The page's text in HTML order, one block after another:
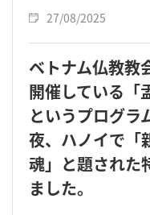
27/08/2025
ベトナム仏教教
開催している「
というプログラ
夜、ハノイで「
魂」と題された
ました。